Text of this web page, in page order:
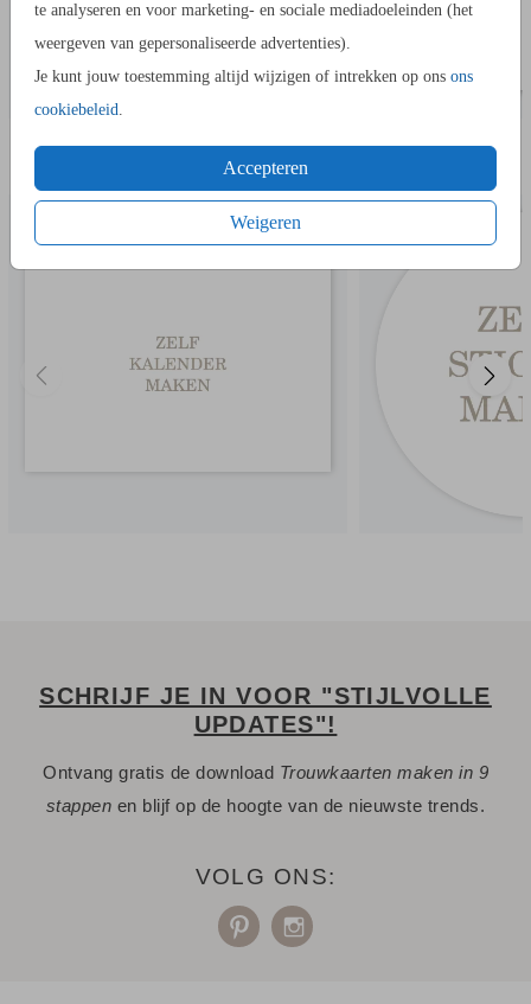
te analyseren en voor marketing- en sociale mediadoeleinden (het
weergeven van gepersonaliseerde advertenties).
Je kunt jouw toestemming altijd wijzigen of intrekken op ons ons
cookiebeleid.
Accepteren
Weigeren
graag.
COLLECTIE
Maak hier zelfje eigen collectie .
IN DEZELFDE STIJL KUN JE DIT OOK
SCHRIJF JE IN VOOR "STIJLVOLLE
UPDATES"!
Ontvang gratis de download Trouwkaarten maken in 9
stappen en blijf op de hoogte van de nieuwste trends.
VOLG ONS: